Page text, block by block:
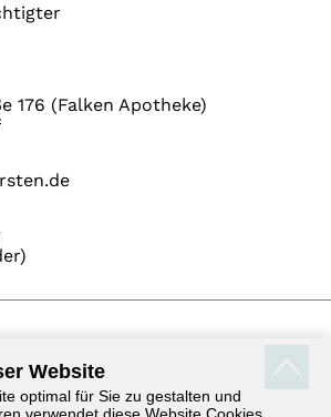
176 (Falken Apotheke)
Website
optimal für Sie zu gestalten und